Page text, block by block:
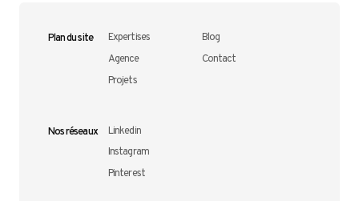
Plan du site
Expertises
Agence
Projets
Blog
Contact
Nos réseaux
Linkedin
Instagram
Pinterest